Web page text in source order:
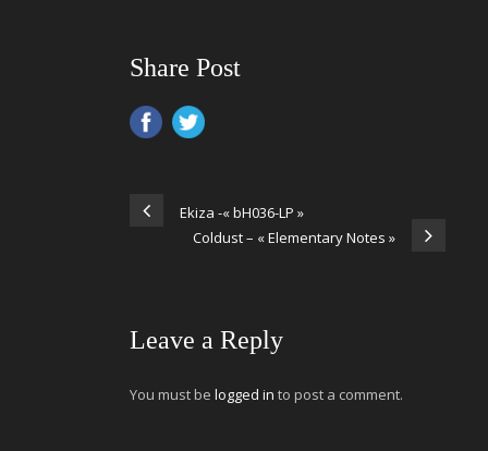
Share Post
Ekiza -« bH036-LP »
Coldust – « Elementary Notes »
Leave a Reply
You must be logged in to post a comment.